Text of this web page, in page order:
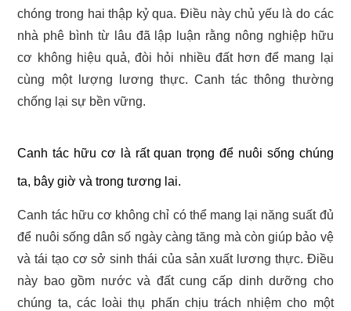
chóng trong hai thập kỷ qua. Điều này chủ yếu là do các
nhà phê bình từ lâu đã lập luận rằng nông nghiệp hữu
cơ không hiệu quả, đòi hỏi nhiều đất hơn để mang lại
cùng một lượng lương thực. Canh tác thông thường
chống lại sự bền vững.
Canh tác hữu cơ là rất quan trọng để nuôi sống chúng
ta, bây giờ và trong tương lai.
Canh tác hữu cơ không chỉ có thể mang lại năng suất đủ
để nuôi sống dân số ngày càng tăng mà còn giúp bảo vệ
và tái tạo cơ sở sinh thái của sản xuất lương thực. Điều
này bao gồm nước và đất cung cấp dinh dưỡng cho
chúng ta, các loài thụ phấn chịu trách nhiệm cho một